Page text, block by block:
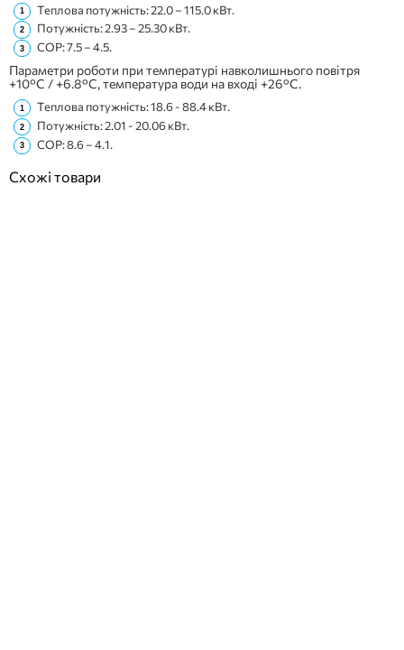
Теплова потужність: 22.0 – 115.0 кВт.
Потужність: 2.93 – 25.30 кВт.
COP: 7.5 – 4.5.
Параметри роботи при температурі навколишнього повітря
+10°C / +6.8°C, температура води на вході +26°C.
Теплова потужність: 18.6 - 88.4 кВт.
Потужність: 2.01 - 20.06 кВт.
COP: 8.6 – 4.1.
Схожі товари